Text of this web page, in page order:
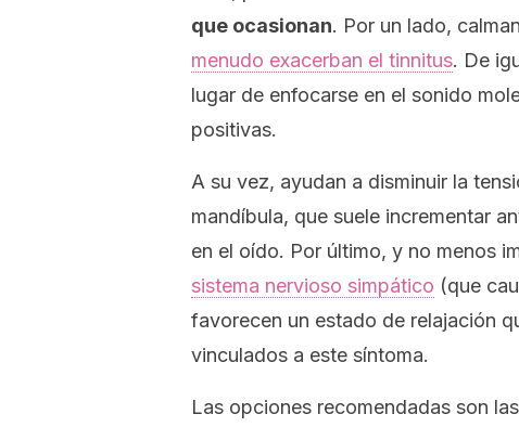
que ocasionan. Por un lado,
menudo exacerban el tinnitus. De
lugar de enfocarse en el sonido
positivas.
A su vez, ayudan a disminuir la
mandíbula, que suele incrementar
en el oído. Por último, y no menos
sistema nervioso simpático (que
favorecen un estado de relajación
vinculados a este síntoma.
Las opciones recomendadas son